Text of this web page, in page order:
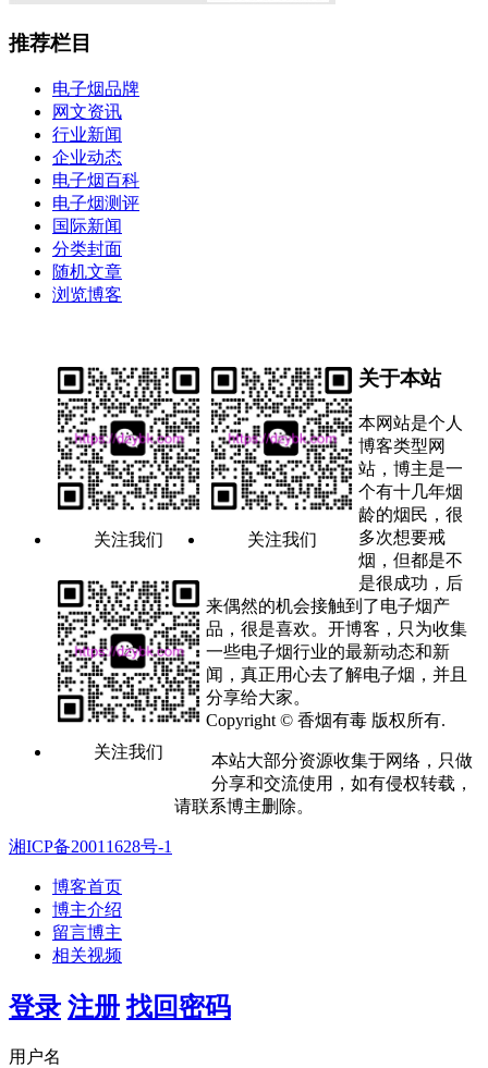
推荐栏目
电子烟品牌
网文资讯
行业新闻
企业动态
电子烟百科
电子烟测评
国际新闻
分类封面
随机文章
浏览博客
关注我们 关注我们
关注我们
关于本站
本网站是个人
博客类型网
站，博主是一
个有十几年烟
龄的烟民，很
多次想要戒
烟，但都是不
是很成功，后
来偶然的机会接触到了电子烟产
品，很是喜欢。开博客，只为收集
一些电子烟行业的最新动态和新
闻，真正用心去了解电子烟，并且
分享给大家。
Copyright © 香烟有毒 版权所有.
本站大部分资源收集于网络，只做
分享和交流使用，如有侵权转载，
请联系博主删除。
湘ICP备20011628号-1
博客首页
博主介绍
留言博主
相关视频
登录 注册 找回密码
用户名